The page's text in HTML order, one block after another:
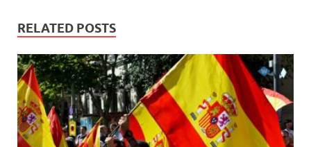
RELATED POSTS